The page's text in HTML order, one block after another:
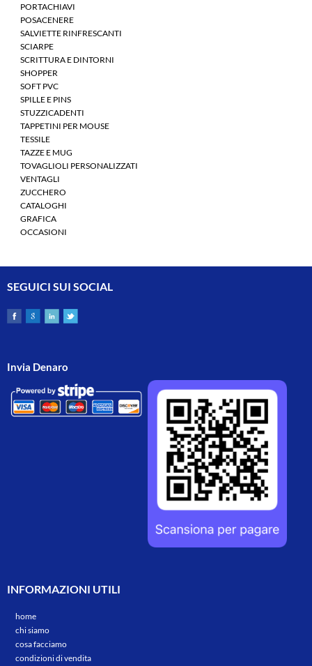
PORTACHIAVI
POSACENERE
SALVIETTE RINFRESCANTI
SCIARPE
SCRITTURA E DINTORNI
SHOPPER
SOFT PVC
SPILLE E PINS
STUZZICADENTI
TAPPETINI PER MOUSE
TESSILE
TAZZE E MUG
TOVAGLIOLI PERSONALIZZATI
VENTAGLI
ZUCCHERO
CATALOGHI
GRAFICA
OCCASIONI
SEGUICI SUI SOCIAL
Invia Denaro
INFORMAZIONI UTILI
home
chi siamo
cosa facciamo
condizioni di vendita